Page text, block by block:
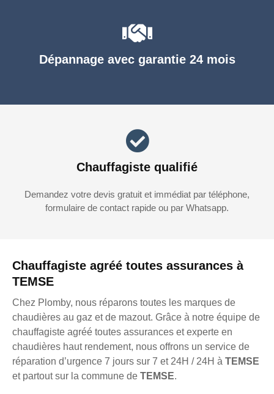
Chauffagiste agréé toutes assurances à
TEMSE
Chez Plomby, nous réparons toutes les marques de
chaudières au gaz et de mazout. Grâce à notre équipe de
chauffagiste agréé toutes assurances et experte en
chaudières haut rendement, nous offrons un service de
réparation d’urgence 7 jours sur 7 et 24H / 24H à TEMSE
et partout sur la commune de TEMSE.
Dépannage avec garantie 24 mois
Chauffagiste qualifié
Demandez votre devis gratuit et immédiat par téléphone,
formulaire de contact rapide ou par Whatsapp.